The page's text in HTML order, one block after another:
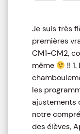
Je suis très
premières
CM1-CM2,
même
!!
les
ajustements
notre
des élèves,